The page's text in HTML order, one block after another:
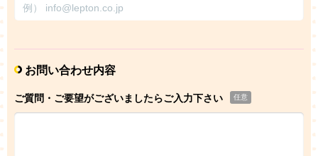
お問い合わせ内容
ご質問・ご要望がございましたらご入力下さい 任意